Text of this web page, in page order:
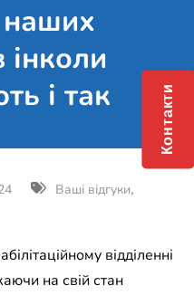
наших
інколи
і так
Ваші відгуки,
відділенні
на свій стан
Контакти